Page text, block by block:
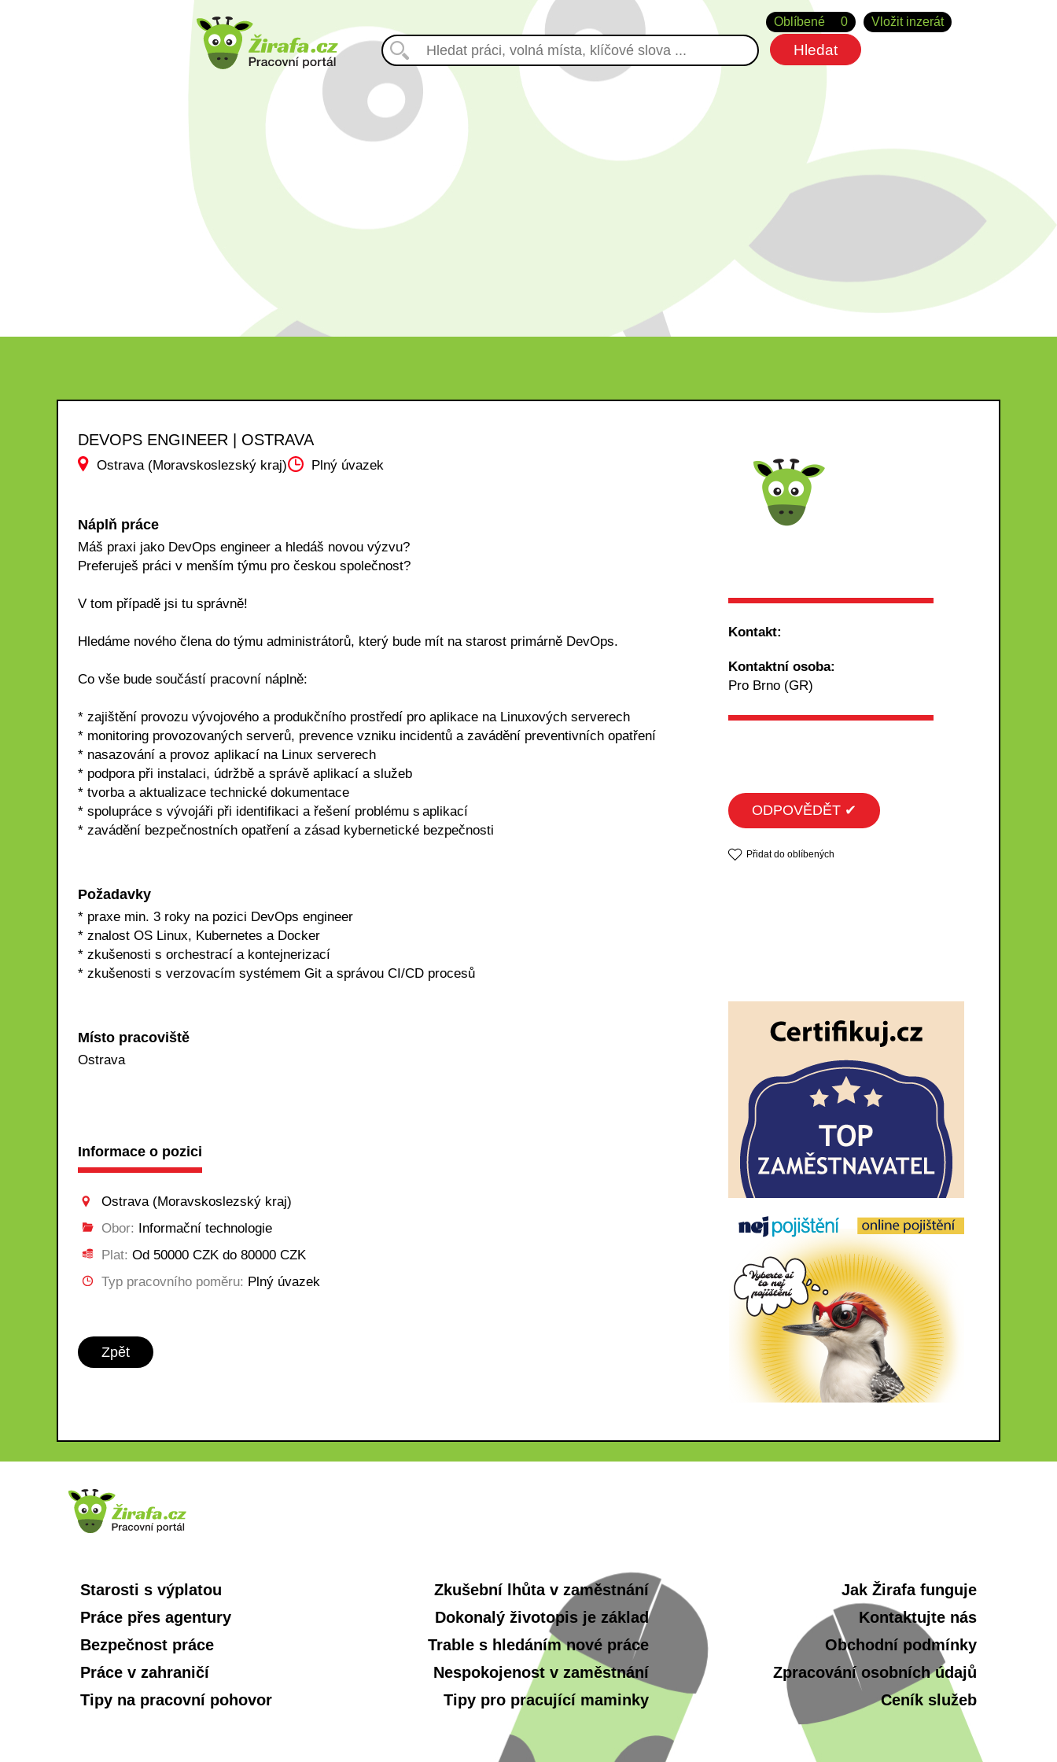
Vložit inzerát
Oblíbené 0
DEVOPS ENGINEER | OSTRAVA
Ostrava (Moravskoslezský kraj) Plný úvazek
Náplň práce
Máš praxi jako DevOps engineer a hledáš novou výzvu?
Preferuješ práci v menším týmu pro českou společnost?
V tom případě jsi tu správně!
Hledáme nového člena do týmu administrátorů, který bude mít na starost primárně DevOps.
Co vše bude součástí pracovní náplně:
* zajištění provozu vývojového a produkčního prostředí pro aplikace na Linuxových serverech
* monitoring provozovaných serverů, prevence vzniku incidentů a zavádění preventivních opatření
* nasazování a provoz aplikací na Linux serverech
* podpora při instalaci, údržbě a správě aplikací a služeb
* tvorba a aktualizace technické dokumentace
* spolupráce s vývojáři při identifikaci a řešení problému s aplikací
* zavádění bezpečnostních opatření a zásad kybernetické bezpečnosti
Požadavky
* praxe min. 3 roky na pozici DevOps engineer
* znalost OS Linux, Kubernetes a Docker
* zkušenosti s orchestrací a kontejnerizací
* zkušenosti s verzovacím systémem Git a správou CI/CD procesů
Místo pracoviště
Ostrava
Informace o pozici
Ostrava (Moravskoslezský kraj)
Obor: Informační technologie
Plat: Od 50000 CZK do 80000 CZK
Typ pracovního poměru: Plný úvazek
Zpět
Kontakt:
Kontaktní osoba:
Pro Brno (GR)
ODPOVĚDĚT ✔
Přidat do oblíbených
Starosti s výplatou
Práce přes agentury
Bezpečnost práce
Práce v zahraničí
Tipy na pracovní pohovor
Zkušební lhůta v zaměstnání
Dokonalý životopis je základ
Trable s hledáním nové práce
Nespokojenost v zaměstnání
Tipy pro pracující maminky
Jak Žirafa funguje
Kontaktujte nás
Obchodní podmínky
Zpracování osobních údajů
Ceník služeb